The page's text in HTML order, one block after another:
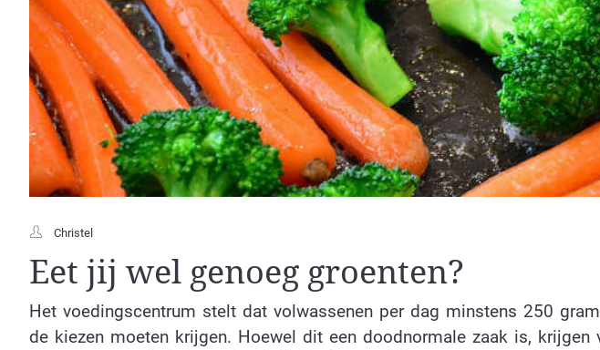
Christel
Eet jij wel genoeg groenten?
Het voedingscentrum stelt dat volwassenen per dag minstens 250
de kiezen moeten krijgen. Hoewel dit een doodnormale zaak is, krijgen